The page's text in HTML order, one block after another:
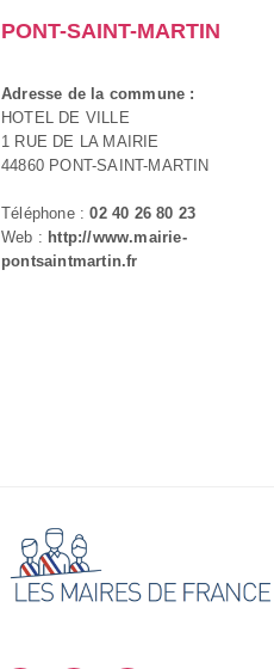
PONT-SAINT-MARTIN
Adresse de la commune :
HOTEL DE VILLE
1 RUE DE LA MAIRIE
44860 PONT-SAINT-MARTIN
Téléphone :02 40 26 80 23
Web : http://www.mairie-
pontsaintmartin.fr